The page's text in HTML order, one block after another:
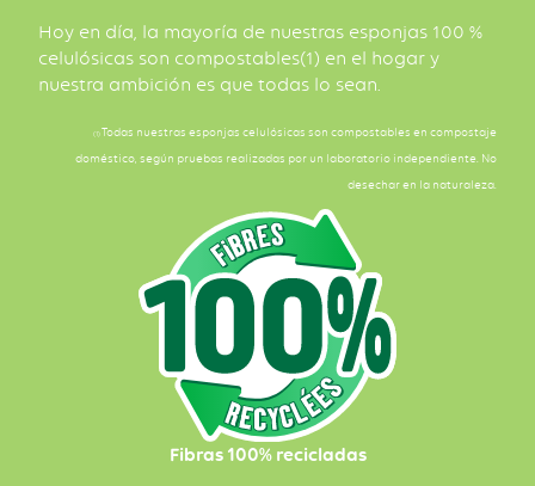
Hoy en día, la mayoría de nuestras esponjas 100 %
celulósicas son compostables(1) en el hogar y
nuestra ambición es que todas lo sean.
(1)Todas nuestras esponjas celulósicas son compostables en compostaje
doméstico, según pruebas realizadas por un laboratorio independiente. No
desechar en la naturaleza.
Fibras 100% recicladas